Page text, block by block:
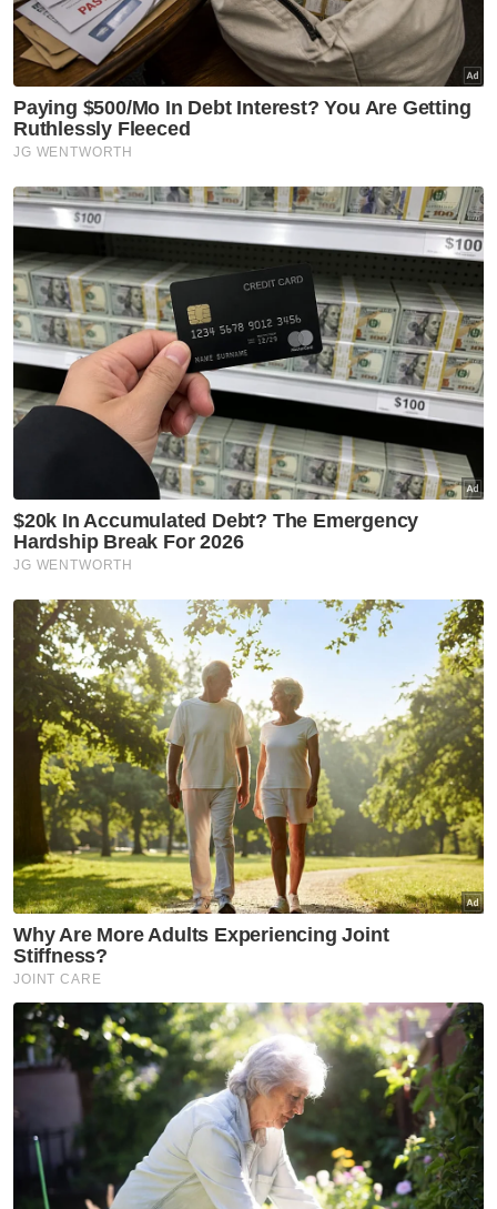
disalurkan kembali kepada rakyat yang
memerlukan.
“Bayangkan seseorang mewakafkan RM1,000
dan harta itu terus dilaburkan serta
dimanfaatkan sampai kiamat, insya-ALLAH
pahala itu akan terus mengalir,” jelasnya.
Beliau turut menegaskan amalan memberi
dan membantu orang lain merupakan tanda
kesyukuran sebenar kepada ALLAH SWT.
Beliau berkongsi bahawa semakin ramai
manusia membudayakan sifat suka memberi,
semakin besar manfaat yang dapat dirasai
oleh masyarakat.
“ALLAH suka orang yang membantu orang
lain. Bila budaya memberi ini hidup dalam
masyarakat, ramai orang akan mendapat
manfaat daripada harta yang kita miliki,”
katanya.
Turut hadir pada perjumpaan tersebut ialah
Eksekutif Waqaf Felda, Mohd Nasharuddin
Said dan Ketua Pegawai Eksekutif Yayasan
Sinar Untuk Malaysia - Rasuah Busters,
Nurhayati Nordin serta wakil Warisan Ummah
Ikhlas Foundation (WUIF) dan Sinar Harian.
Muat turun aplikasi Sinar Harian.Klik di sini!
Islam
NGO
FELDA
Pelaburan
Rasuah Busters